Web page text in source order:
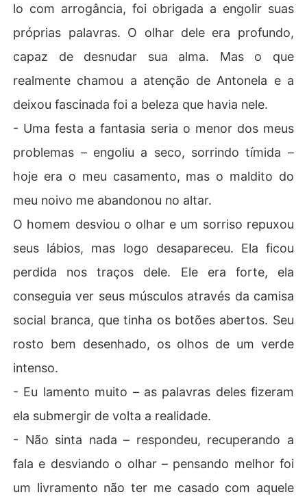
lo com arrogância, foi obrigada a engolir suas
próprias palavras. O olhar dele era profundo,
capaz de desnudar sua alma. Mas o que
realmente chamou a atenção de Antonela e a
deixou fascinada foi a beleza que havia nele.
- Uma festa a fantasia seria o menor dos meus
problemas – engoliu a seco, sorrindo tímida –
hoje era o meu casamento, mas o maldito do
meu noivo me abandonou no altar.
O homem desviou o olhar e um sorriso repuxou
seus lábios, mas logo desapareceu. Ela ficou
perdida nos traços dele. Ele era forte, ela
conseguia ver seus músculos através da camisa
social branca, que tinha os botões abertos. Seu
rosto bem desenhado, os olhos de um verde
intenso.
- Eu lamento muito – as palavras deles fizeram
ela submergir de volta a realidade.
- Não sinta nada – respondeu, recuperando a
fala e desviando o olhar – pensando melhor foi
um livramento não ter me casado com aquele